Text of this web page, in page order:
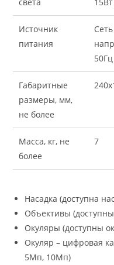
Источник
питания
50Гц
Габаритные
размеры, мм,
не более
Масса, кг, не
более
7
Насадка (доступна
Объективы
Окуляры (доступны
Окуляр – цифровая
5Мп, 10Мп)